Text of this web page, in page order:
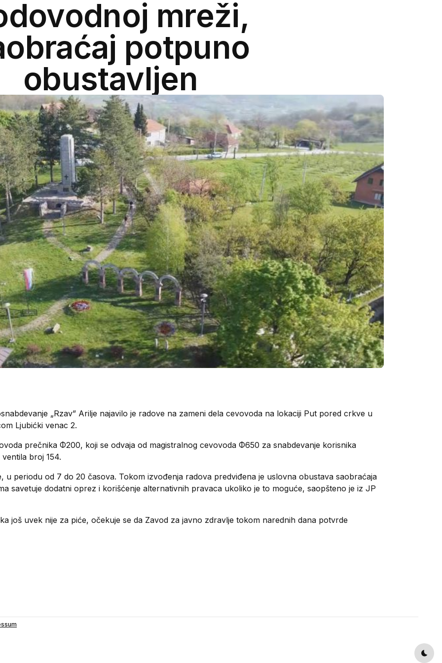
mreži,
potpuno
obustavljen
„Rzav” Arilje najavilo je radove na zameni dela cevovoda na lokaciji Put pored crkve u
Ljubićki venac 2.
prečnika Φ200, koji se odvaja od magistralnog cevovoda Φ650 za snabdevanje korisnika
broj 154.
u periodu od 7 do 20 časova. Tokom izvođenja radova predviđena je uslovna obustava saobraćaja
savetuje dodatni oprez i korišćenje alternativnih pravaca ukoliko je to moguće, saopšteno je iz JP
još uvek nije za piće, očekuje se da Zavod za javno zdravlje tokom narednih dana potvrde